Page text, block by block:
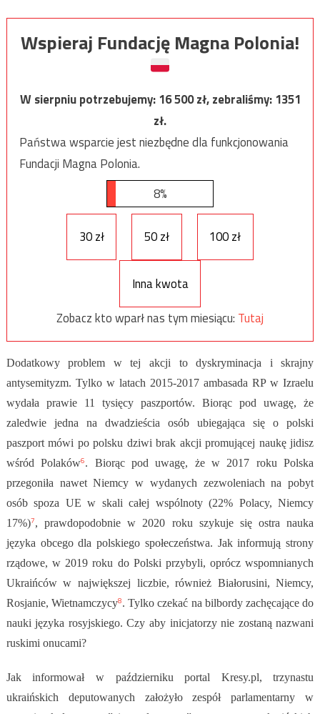
Wspieraj Fundację Magna Polonia!
W sierpniu potrzebujemy:16 500zł, zebraliśmy:1351
zł.
Państwa wsparcie jest niezbędne dla funkcjonowania
Fundacji Magna Polonia.
8%
30 zł 50 zł 100 zł
Inna kwota
Zobacz kto wparł nas tym miesiącu: Tutaj
Dodatkowy problem w tej akcji to dyskryminacja i skrajny
antysemityzm. Tylko w latach 2015-2017 ambasada RP w Izraelu
wydała prawie 11 tysięcy paszportów. Biorąc pod uwagę, że
zaledwie jedna na dwadzieścia osób ubiegająca się o polski
paszport mówi po polsku dziwi brak akcji promującej naukę jidisz
wśród Polaków6. Biorąc pod uwagę, że w 2017 roku Polska
przegoniła nawet Niemcy w wydanych zezwoleniach na pobyt
osób spoza UE w skali całej wspólnoty (22% Polacy, Niemcy
17%)7, prawdopodobnie w 2020 roku szykuje się ostra nauka
języka obcego dla polskiego społeczeństwa. Jak informują strony
rządowe, w 2019 roku do Polski przybyli, oprócz wspomnianych
Ukraińców w największej liczbie, również Białorusini, Niemcy,
Rosjanie, Wietnamczycy8. Tylko czekać na bilbordy zachęcające do
nauki języka rosyjskiego. Czy aby inicjatorzy nie zostaną nazwani
ruskimi onucami?
Jak informował w październiku portal Kresy.pl, trzynastu
ukraińskich deputowanych założyło zespół parlamentarny w